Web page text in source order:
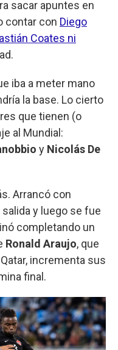
sacar apuntes en
contar con Diego
Coates ni
iba a meter mano
la base. Lo cierto
que tienen (o
al Mundial:
y Nicolás De
Arrancó con
y luego se fue
completando un
Ronald Araujo, que
incrementa sus
final.